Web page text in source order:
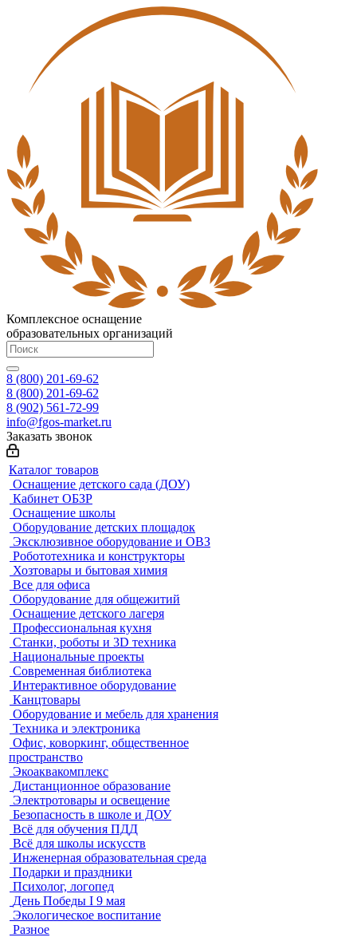
Комплексное оснащение
образовательных организаций
8 (800) 201-69-62
8 (800) 201-69-62
8 (902) 561-72-99
info@fgos-market.ru
Заказать звонок
Каталог товаров
Оснащение детского сада (ДОУ)
Кабинет ОБЗР
Оснащение школы
Оборудование детских площадок
Эксклюзивное оборудование и ОВЗ
Робототехника и конструкторы
Хозтовары и бытовая химия
Все для офиса
Оборудование для общежитий
Оснащение детского лагеря
Профессиональная кухня
Станки, роботы и 3D техника
Национальные проекты
Современная библиотека
Интерактивное оборудование
Канцтовары
Оборудование и мебель для хранения
Техника и электроника
Офис, коворкинг, общественное
пространство
Экоаквакомплекс
Дистанционное образование
Электротовары и освещение
Безопасность в школе и ДОУ
Всё для обучения ПДД
Всё для школы искусств
Инженерная образовательная среда
Подарки и праздники
Психолог, логопед
День Победы I 9 мая
Экологическое воспитание
Разное